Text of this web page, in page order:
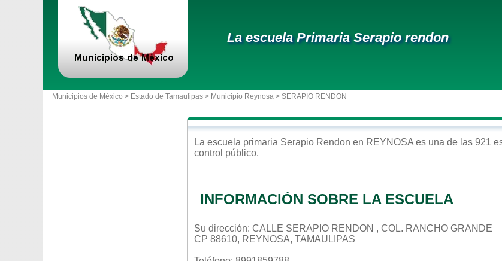
La escuela Primaria Serapio rendon
Municipios de México > Estado de Tamaulipas > Municipio Reynosa > SERAPIO RENDON
La escuela primaria Serapio Rendon en REYNOSA es una de las 921
control público.
INFORMACIÓN SOBRE LA ESCUELA
Su dirección: CALLE SERAPIO RENDON , COL. RANCHO GRANDE
CP 88610, REYNOSA, TAMAULIPAS